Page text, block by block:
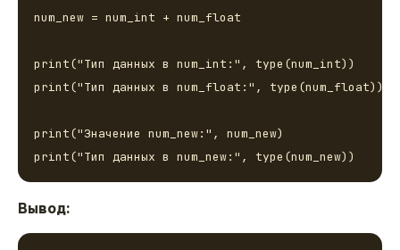
num_new = num_int + num_float
print("Тип данных в num_int:", type(num_int))
print("Тип данных в num_float:", type(num_float))
print("Значение num_new:", num_new)
Вывод: